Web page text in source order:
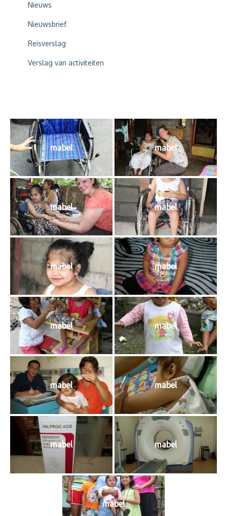
Nieuws
Nieuwsbrief
Reisverslag
Verslag van activiteiten
mabel mabel
mabel mabel
mabel mabel
mabel mabel
mabel mabel
mabel mabel
mabel